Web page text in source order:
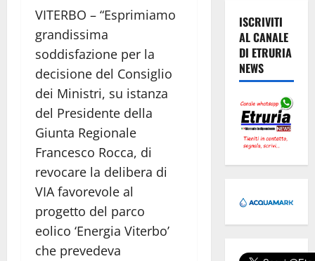
VITERBO – “Esprimiamo
grandissima
soddisfazione per la
decisione del Consiglio
dei Ministri, su istanza
del Presidente della
Giunta Regionale
Francesco Rocca, di
revocare la delibera di
VIA favorevole al
progetto del parco
eolico ‘Energia Viterbo’
che prevedeva
ISCRIVITI
AL CANALE
DI ETRURIA
NEWS